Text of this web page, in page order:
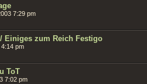
7:29 pm
Einiges zum Reich Festigo
4:14 pm
ToT
7:02 pm